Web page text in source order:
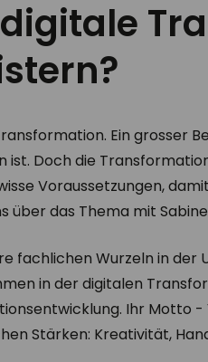
Ein grosser
ist. Doch die
Voraussetzungen,
über das Thema mit
fachlichen Wurzeln in
in der digitalen
Ihr Motto
Stärken: Kreativität,